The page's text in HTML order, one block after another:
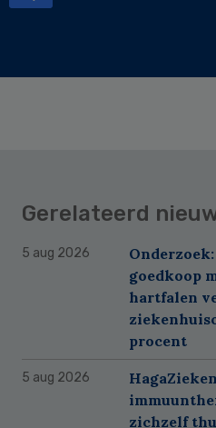
Gerelateerd
5 aug 2026
goedkoop
hartfalen
procent
5 aug 2026
zichzelf